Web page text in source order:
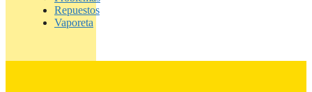
Repuestos
Vaporeta